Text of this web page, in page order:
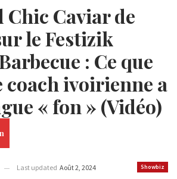
Caviar de
le Festizik
: Ce que
coach ivoirienne a
« fon » (Vidéo)
Showbiz
Last updated Août 2, 2024